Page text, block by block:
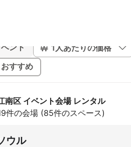
ント 1人あたりの価格
おすすめ
南区 イベント会場 レンタル
件の会場 (85件のスペース)
ウル